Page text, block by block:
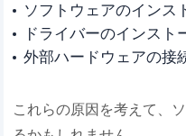
ソフトウェアのインス
ドライバーのインスト
外部ハードウェアの接
これらの原因を考えて、